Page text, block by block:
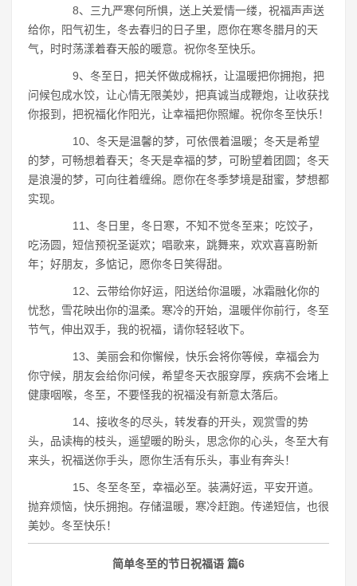
8、三九严寒何所惧，送上关爱情一缕，祝福声声送
给你，阳气初生，冬去春归的日子里，愿你在寒冬腊月的天
气，时时荡漾着春天般的暖意。祝你冬至快乐。
9、冬至日，把关怀做成棉袄，让温暖把你拥抱，把
问候包成水饺，让心情无限美妙，把真诚当成鞭炮，让收获找
你报到，把祝福化作阳光，让幸福把你照耀。祝你冬至快乐！
10、冬天是温馨的梦，可依偎着温暖；冬天是希望
的梦，可畅想着春天；冬天是幸福的梦，可盼望着团圆；冬天
是浪漫的梦，可向往着缠绵。愿你在冬季梦境是甜蜜，梦想都
实现。
11、冬日里，冬日寒，不知不觉冬至来；吃饺子，
吃汤圆，短信预祝圣诞欢；唱歌来，跳舞来，欢欢喜喜盼新
年；好朋友，多惦记，愿你冬日笑得甜。
12、云带给你好运，阳送给你温暖，冰霜融化你的
忧愁，雪花映出你的温柔。寒冷的开始，温暖伴你前行，冬至
节气，伸出双手，我的祝福，请你轻轻收下。
13、美丽会和你懈候，快乐会将你等候，幸福会为
你守候，朋友会给你问候，希望冬天衣服穿厚，疾病不会堵上
健康咽喉，冬至，不要怪我的祝福没有新意太落后。
14、接收冬的尽头，转发春的开头，观赏雪的势
头，品读梅的枝头，遥望暖的盼头，思念你的心头，冬至大有
来头，祝福送你手头，愿你生活有乐头，事业有奔头！
15、冬至冬至，幸福必至。装满好运，平安开道。
抛弃烦恼，快乐拥抱。存储温暖，寒冷赶跑。传递短信，也很
美妙。冬至快乐！
简单冬至的节日祝福语 篇6